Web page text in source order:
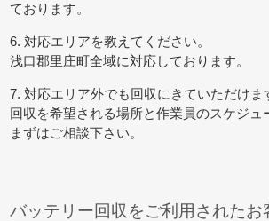
ております。
6. 対応エリアを教えてください。
浅口郡里庄町全域に対応しております。
7. 対応エリア外でも回収にきていただけま
回収を希望される場所と作業員のスケジュ
まずはご相談下さい。
バッテリー回収をご利用されたお